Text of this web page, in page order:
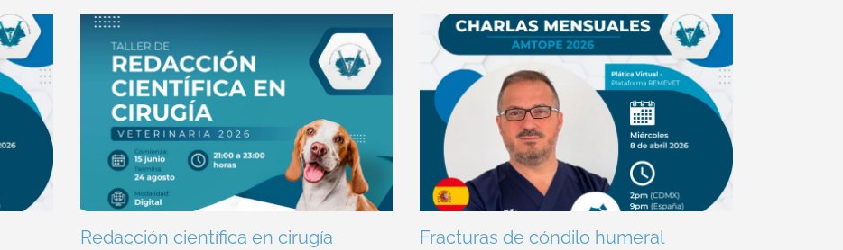
Redacción científica en cirugía
Fracturas de cóndilo humeral